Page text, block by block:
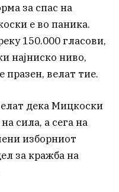
за спас на
е во паника.
150.000 гласови,
најниско ниво,
празен, велат тие.
дека Мицкоски
сила, а сега на
изборниот
за кражба на